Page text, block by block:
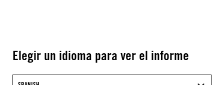
Elegir un idioma para ver el informe